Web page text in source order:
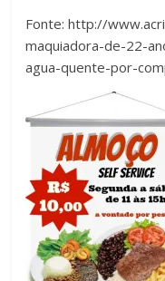
Fonte: http://
maquiadora-de-22-
agua-quente-por-